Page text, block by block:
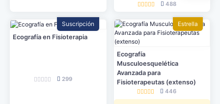
488
Suscripción
Ecografía en Fisioterapia
299
Estrella
Ecografía
Musculoesquelética
Avanzada para
Fisioterapeutas (extenso)
446